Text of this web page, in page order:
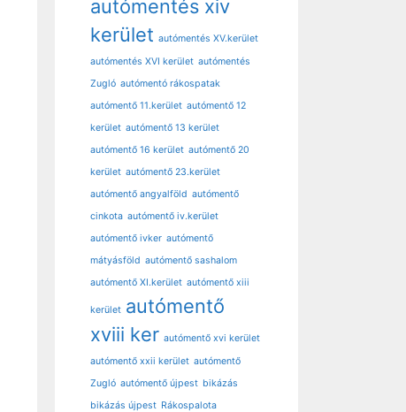
autómentés xiv
kerület autómentés XV.kerület
autómentés XVI kerület autómentés
Zugló autómentó rákospatak
autómentő 11.kerület autómentő 12
kerület autómentő 13 kerület
autómentő 16 kerület autómentő 20
kerület autómentő 23.kerület
autómentő angyalföld autómentő
cinkota autómentő iv.kerület
autómentő ivker autómentő
mátyásföld autómentő sashalom
autómentő XI.kerület autómentő xiii
kerület autómentő
xviii ker autómentő xvi kerület
autómentő xxii kerület autómentő
Zugló autómentő újpest bikázás
bikázás újpest Rákospalota